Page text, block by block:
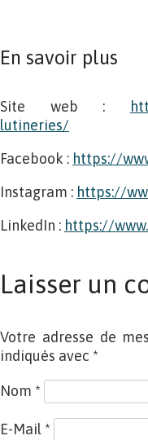
En savoir plus
Site web :
lutineries/
Facebook : https://
Instagram : https://
LinkedIn : https://
Laisser un
Votre adresse de
indiqués avec *
Nom *
E-Mail *